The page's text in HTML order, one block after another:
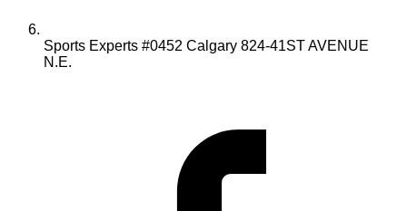
Sports Experts #0452 Calgary 824-41ST AVENUE
N.E.